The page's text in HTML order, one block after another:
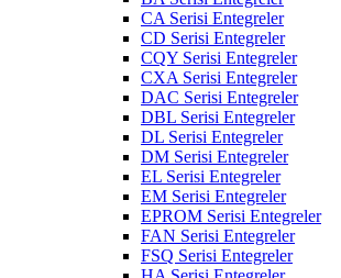
CA Serisi Entegreler
CD Serisi Entegreler
CQY Serisi Entegreler
CXA Serisi Entegreler
DAC Serisi Entegreler
DBL Serisi Entegreler
DL Serisi Entegreler
DM Serisi Entegreler
EL Serisi Entegreler
EM Serisi Entegreler
EPROM Serisi Entegreler
FAN Serisi Entegreler
FSQ Serisi Entegreler